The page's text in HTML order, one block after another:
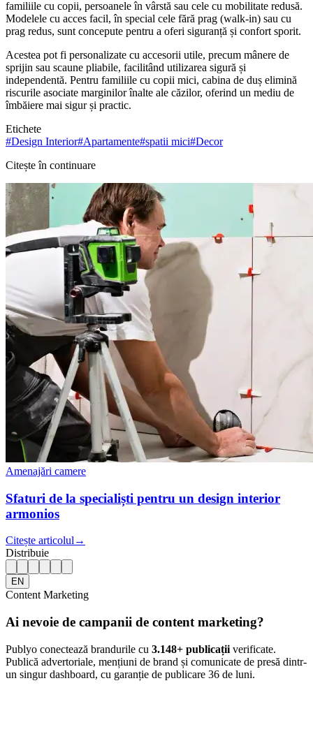
familiile cu copii, persoanele în vârstă sau cele cu mobilitate redusă.
Modelele cu acces facil, în special cele fără prag (walk-in) sau cu
prag redus, sunt concepute pentru a oferi siguranță și confort sporit.
Acestea pot fi personalizate cu accesorii utile, precum mânere de
sprijin sau scaune pliabile, facilitând utilizarea sigură și
independentă. Pentru familiile cu copii mici, cabina de duș elimină
riscurile asociate marginilor înalte ale căzilor, oferind un mediu de
îmbăiere mai sigur și practic.
Etichete
#Design Interior#Apartamente#spatii mici#Decor
Citește în continuare
Amenajări camere
Sfaturi de la specialiști pentru un design interior
armonios
Citește articolul →
Distribuie
EN
Content Marketing
Ai nevoie de campanii de content marketing?
Publyo conectează brandurile cu 3.148+ publicații verificate.
Publică advertoriale, mențiuni de brand și comunicate de presă dintr-
un singur dashboard, cu garanție de publicare 36 de luni.